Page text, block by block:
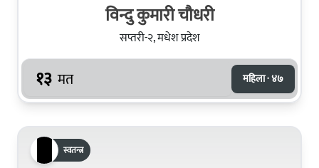
विन्दु कुमारी चौधरी
सप्तरी-२, मधेश प्रदेश
१३ मत महिला · ४७
स्वतन्त्र